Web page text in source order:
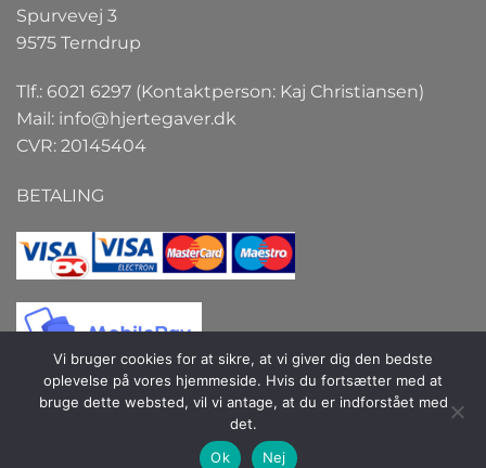
Spurvevej 3
9575 Terndrup
Tlf.: 6021 6297 (Kontaktperson: Kaj Christiansen)
Mail: info@hjertegaver.dk
CVR: 20145404
BETALING
Hjertegaver.dk
selskab under firmaet Interact
Vi bruger cookies for at sikre, at vi giver dig den bedste
oplevelse på vores hjemmeside. Hvis du fortsætter med at
bruge dette websted, vil vi antage, at du er indforstået med
det.
Ok
Nej